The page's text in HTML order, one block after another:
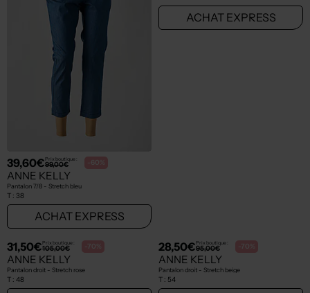
39,60€Prix boutique :
99,00€ -60%
ANNE KELLY
Pantalon 7/8 - Stretch bleu
T : 38
ACHAT EXPRESS